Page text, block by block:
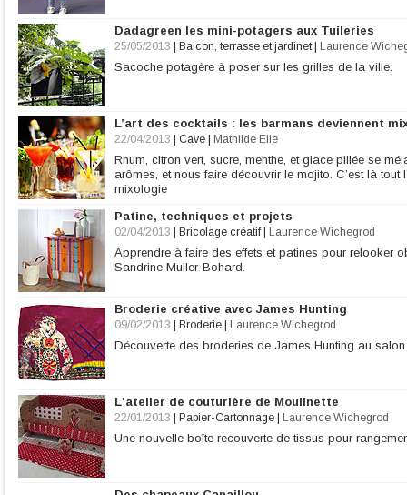
Dadagreen les mini-potagers aux Tuileries
25/05/2013 Balcon, terrasse et jardinet| Laurence
Sacoche potagère à poser sur les grilles de la ville.
L’art des cocktails : les barmans deviennent
22/04/2013 Cave Mathilde Elie
Rhum, citron vert, sucre, menthe, et glace pillée se
arômes, et nous faire découvrir le mojito. C’est là tout
mixologie
Patine, techniques et projets
02/04/2013 Bricolage créatif| Laurence Wichegrod
Apprendre à faire des effets et patines pour relooker
Sandrine Muller-Bohard.
Broderie créative avec James Hunting
09/02/2013 Broderie Laurence Wichegrod
Découverte des broderies de James Hunting au salon
L'atelier de couturière de Moulinette
22/01/2013 Papier-Cartonnage Laurence Wichegrod
Une nouvelle boîte recouverte de tissus pour